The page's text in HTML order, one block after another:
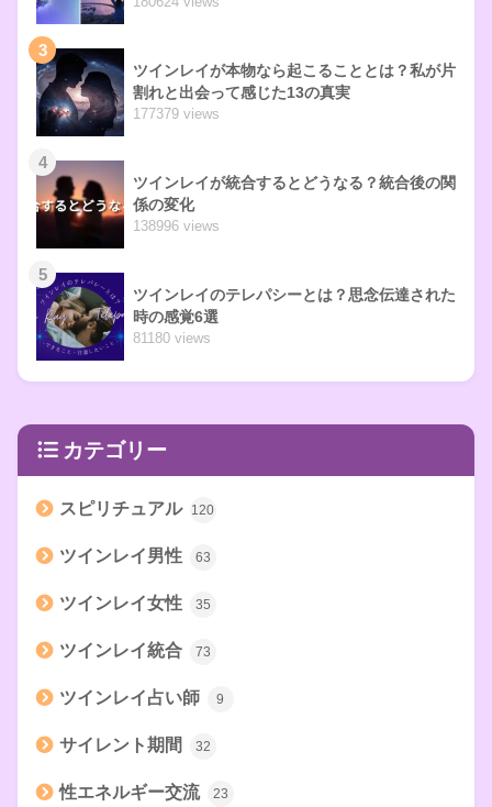
3
ツインレイが本物なら起こることとは？私が片
割れと出会って感じた13の真実
177379 views
4
ツインレイが統合するとどうなる？統合後の関
係の変化
138996 views
5
ツインレイのテレパシーとは？思念伝達された
時の感覚6選
81180 views
カテゴリー
スピリチュアル 120
ツインレイ男性 63
ツインレイ女性 35
ツインレイ統合 73
ツインレイ占い師 9
サイレント期間 32
性エネルギー交流 23